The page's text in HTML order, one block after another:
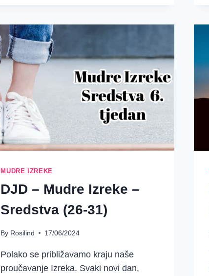
PREMA
KUĆANSKIM
POSLOVIMA
{MUDRE
MUDRE IZREKE
DJD – Mudre Izreke –
Sredstva (26-31)
By Rosilind 17/06/2024
Polako se približavamo kraju naše
proučavanje Izreka. Svaki novi dan,